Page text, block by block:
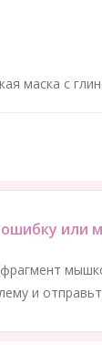
маска с
или
и